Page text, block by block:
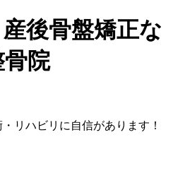
後骨盤矯正な
院